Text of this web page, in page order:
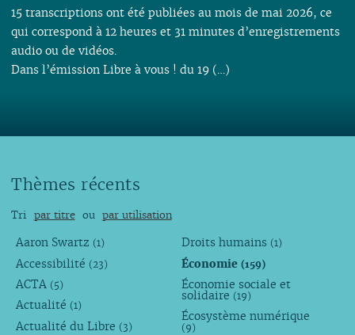
15 transcriptions ont été publiées au mois de mai 2026, ce
qui correspond à 12 heures et 31 minutes d’enregistrements
audio ou de vidéos.
Dans l’émission Libre à vous ! du 19 (…)
Thèmes récents
Tri par titre ou par utilisation
Aaron Swartz (1)
Accessibilité (23)
ACTA (5)
Actualité (1)
Actualité du Libre (3)
Droits humains (1)
Économie(159)
Économie sociale et
solidaire (19)
Écosystème numérique
(9)